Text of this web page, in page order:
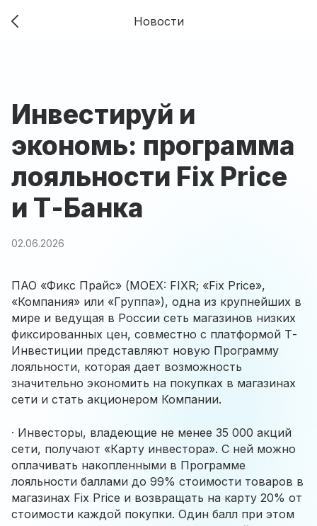
Новости
Инвестируй и
экономь: программа
лояльности Fix Price
и Т-Банка
02.06.2026
ПАО «Фикс Прайс» (MOEX: FIXR; «Fix Price»,
«Компания» или «Группа»), одна из крупнейших в
мире и ведущая в России сеть магазинов низких
фиксированных цен, совместно с платформой Т-
Инвестиции представляют новую Программу
лояльности, которая дает возможность
значительно экономить на покупках в магазинах
сети и стать акционером Компании.
· Инвесторы, владеющие не менее 35 000 акций
сети, получают «Карту инвестора». С ней можно
оплачивать накопленными в Программе
лояльности баллами до 99% стоимости товаров в
магазинах Fix Price и возвращать на карту 20% от
стоимости каждой покупки. Один балл при этом